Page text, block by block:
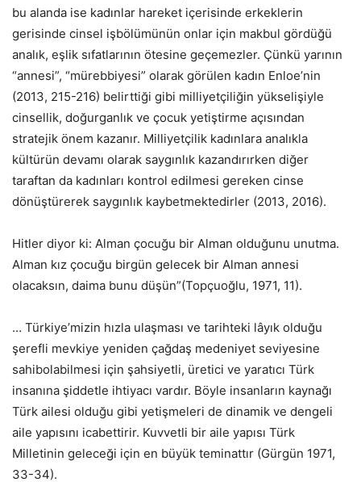
bu alanda ise kadınlar hareket içerisinde erkeklerin
gerisinde cinsel işbölümünün onlar için makbul gördüğü
analık, eşlik sıfatlarının ötesine geçemezler. Çünkü yarının
“annesi”, “mürebbiyesi” olarak görülen kadın Enloe’nin
(2013, 215-216) belirttiği gibi milliyetçiliğin yükselişiyle
cinsellik, doğurganlık ve çocuk yetiştirme açısından
stratejik önem kazanır. Milliyetçilik kadınlara analıkla
kültürün devamı olarak saygınlık kazandırırken diğer
taraftan da kadınları kontrol edilmesi gereken cinse
dönüştürerek saygınlık kaybetmektedirler (2013, 2016).
Hitler diyor ki: Alman çocuğu bir Alman olduğunu unutma.
Alman kız çocuğu birgün gelecek bir Alman annesi
olacaksın, daima bunu düşün”(Topçuoğlu, 1971, 11).
… Türkiye’mizin hızla ulaşması ve tarihteki lâyık olduğu
şerefli mevkiye yeniden çağdaş medeniyet seviyesine
sahibolabilmesi için şahsiyetli, üretici ve yaratıcı Türk
insanına şiddetle ihtiyacı vardır. Böyle insanların kaynağı
Türk ailesi olduğu gibi yetişmeleri de dinamik ve dengeli
aile yapısını icabettirir. Kuvvetli bir aile yapısı Türk
Milletinin geleceği için en büyük teminattır (Gürgün 1971,
33-34).